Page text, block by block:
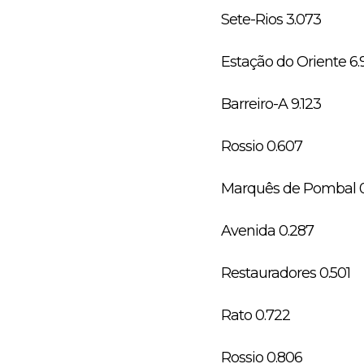
Sete-Rios 3.073
Estação do Oriente
Barreiro-A 9.123
Rossio 0.607
Marquês de Pombal
Avenida 0.287
Restauradores 0.501
Rato 0.722
Rossio 0.806